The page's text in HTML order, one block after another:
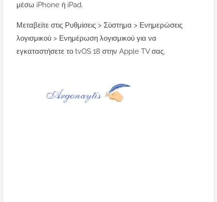
μέσω iPhone ή iPad.
Μεταβείτε στις Ρυθμίσεις > Σύστημα > Ενημερώσεις
λογισμικού > Ενημέρωση λογισμικού για να
εγκαταστήσετε το tvOS 18 στην Apple TV σας.